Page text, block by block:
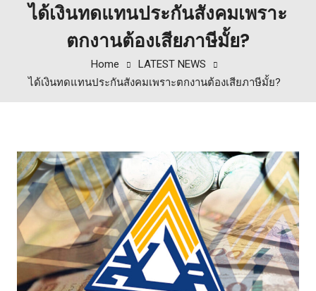
ได้เงินทดแทนประกันสังคมเพราะ
ตกงานต้องเสียภาษีมั้ย?
Home
LATEST NEWS
ได้เงินทดแทนประกันสังคมเพราะตกงานต้องเสียภาษีมั้ย?